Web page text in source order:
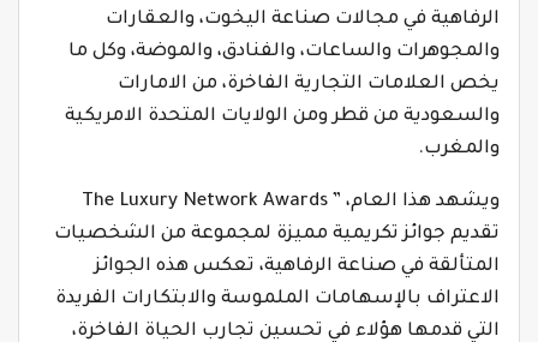
الرفاهية في مجالات صناعة اليخوت، والعقارات
والمجوهرات والساعات، والفنادق، والموضة، وكل ما
يخص العلامات التجارية الفاخرة، من الامارات
والسعودية من قطر ومن الولايات المتحدة الامريكية
والمغرب.
ويشهد هذا العام، ” The Luxury Network Awards
تقديم جوائز تكريمية مميزة لمجموعة من الشخصيات
المتألقة في صناعة الرفاهية، تعكس هذه الجوائز
الاعتراف بالإسهامات الملموسة والابتكارات الفريدة
التي قدمها هؤلاء في تحسين تجارب الحياة الفاخرة،